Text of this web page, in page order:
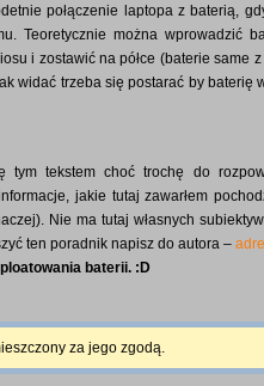
połączenie laptopa z baterią,
Teoretycznie można wprowadzić
i zostawić na półce (baterie same
widać trzeba się postarać by baterię
tym tekstem choć trochę do
jakie tutaj zawarłem
Nie ma tutaj własnych
ten poradnik napisz do autora –
baterii. :D
za jego zgodą.